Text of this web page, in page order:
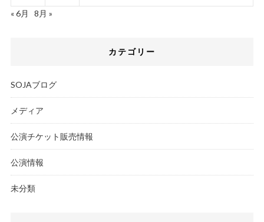
« 6月
8月 »
カテゴリー
SOJAブログ
メディア
公演チケット販売情報
公演情報
未分類